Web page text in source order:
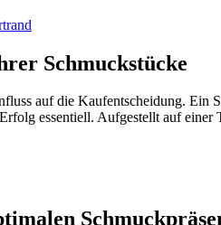
Schmuckstücke
auf die Kaufentscheidung.
essentiell. Aufgestellt auf